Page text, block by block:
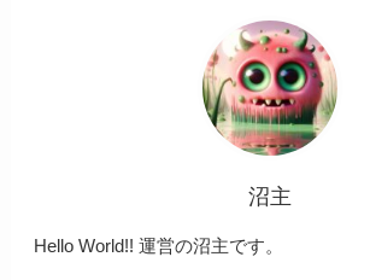
沼主
Hello World!! 運営の沼主です。